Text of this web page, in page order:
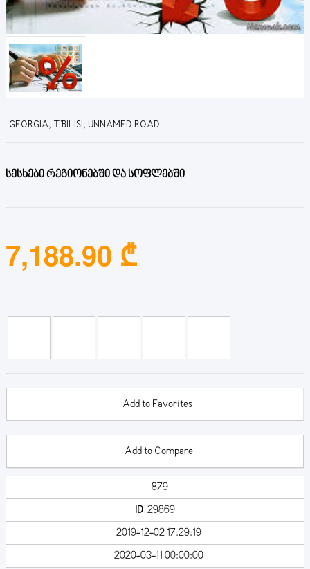
GEORGIA, T'BILISI, UNNAMED ROAD
სესხები რეგიონებში და სოფლებში
7,188.90 ₾
Add to Favorites
Add to Compare
879
ID29869
2019-12-02 17:29:19
2020-03-11 00:00:00